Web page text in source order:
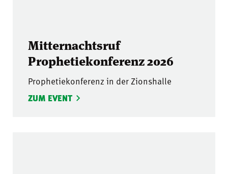
Mitternachtsruf
Prophetiekonferenz 2026
Prophetiekonferenz in der Zionshalle
ZUM EVENT